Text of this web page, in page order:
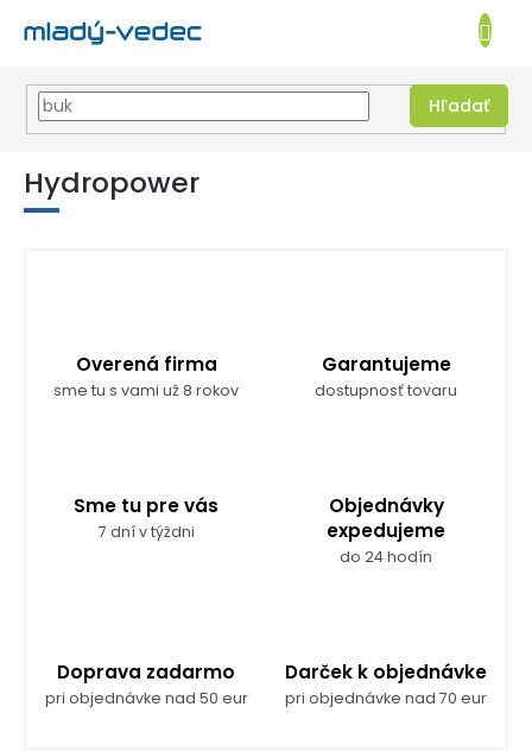
Prejsť
obsah
EUR
Hľadať
KOŠÍK
Hydropower
Overená firma
sme tu s vami už 8 rokov
Garantujeme
dostupnosť tovaru
Sme tu pre vás
7 dní v týždni
Objednávky
expedujeme
do 24 hodín
Doprava zadarmo
pri objednávke nad 50 eur
Darček k objednávke
pri objednávke nad 70 eur